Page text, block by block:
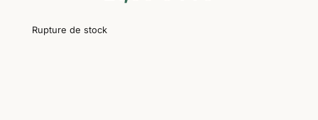
Rupture de stock